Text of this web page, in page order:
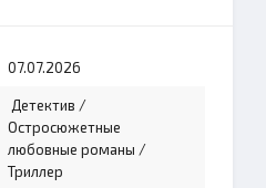
07.07.2026
Детектив /
Остросюжетные
любовные романы /
Триллер